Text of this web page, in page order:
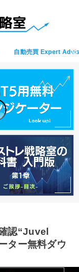
自動売買 Expert
認“Juvel
ター無料ダウ